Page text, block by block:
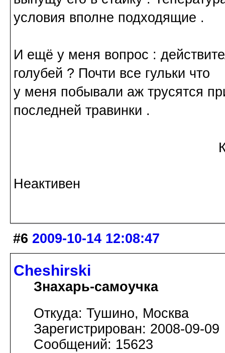
условия вполне подходящие .
И ещё у меня вопрос :
голубей ? Почти все гульки что
у меня побывали аж трусятся
последней травинки .
Ко Всем с
Неактивен
#6 2009-10-14 12:08:47
Cheshirski
Знахарь-самоучка
Откуда: Тушино, Москва
Зарегистрирован: 2008-09-09
Сообщений: 15623